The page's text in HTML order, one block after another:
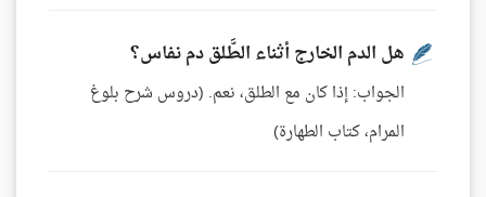
هل الدم الخارج أثناء الطَّلق دم نفاس؟
الجواب: إذا كان مع الطلق، نعم. (دروس شرح بلوغ
المرام، كتاب الطهارة)